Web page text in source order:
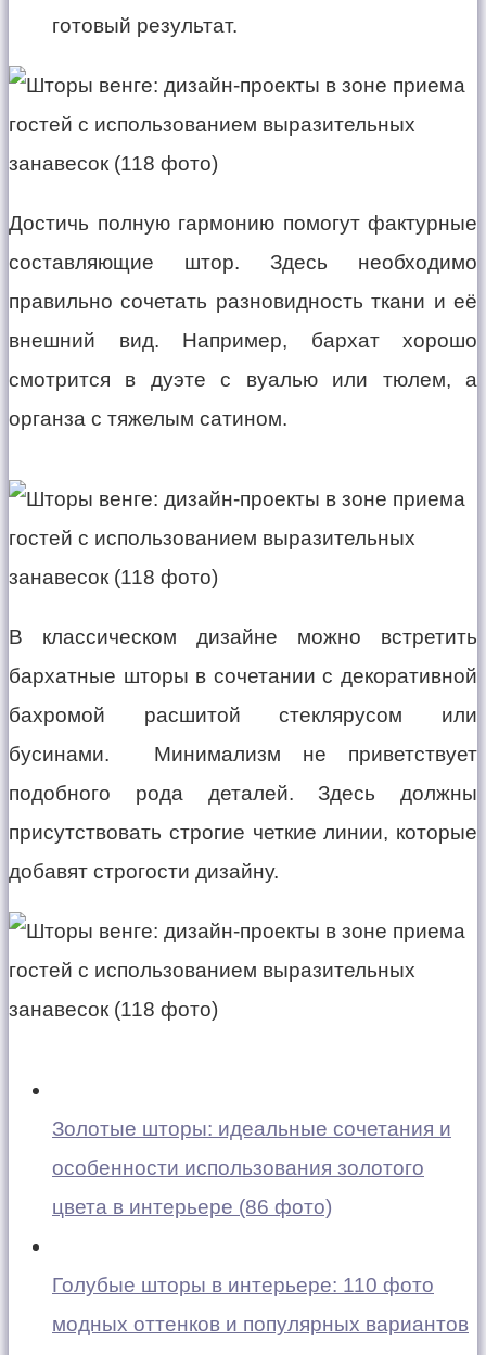
готовый результат.
Достичь полную гармонию помогут фактурные
составляющие штор. Здесь необходимо
правильно сочетать разновидность ткани и её
внешний вид. Например, бархат хорошо
смотрится в дуэте с вуалью или тюлем, а
органза с тяжелым сатином.
В классическом дизайне можно встретить
бархатные шторы в сочетании с декоративной
бахромой расшитой стеклярусом или
бусинами. Минимализм не приветствует
подобного рода деталей. Здесь должны
присутствовать строгие четкие линии, которые
добавят строгости дизайну.
Золотые шторы: идеальные сочетания и
особенности использования золотого
цвета в интерьере (86 фото)
Голубые шторы в интерьере: 110 фото
модных оттенков и популярных вариантов